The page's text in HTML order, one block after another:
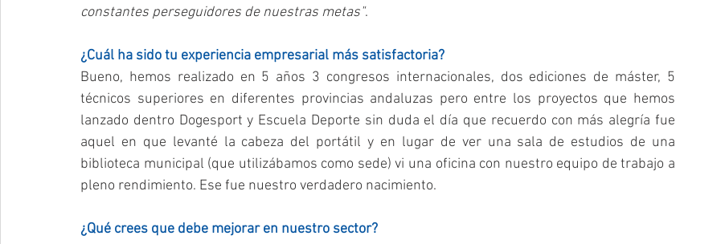
constantes perseguidores de nuestras metas".
¿Cuál ha sido tu experiencia empresarial más satisfactoria?
Bueno, hemos realizado en 5 años 3 congresos internacionales, dos ediciones de máster, 5
técnicos superiores en diferentes provincias andaluzas pero entre los proyectos que hemos
lanzado dentro Dogesport y Escuela Deporte sin duda el día que recuerdo con más alegría fue
aquel en que levanté la cabeza del portátil y en lugar de ver una sala de estudios de una
biblioteca municipal (que utilizábamos como sede) vi una oficina con nuestro equipo de trabajo a
pleno rendimiento. Ese fue nuestro verdadero nacimiento.
¿Qué crees que debe mejorar en nuestro sector?